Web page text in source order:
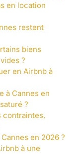
en location
restent
biens
?
en Airbnb à
à Cannes en
?
contraintes,
en 2026 ?
à une